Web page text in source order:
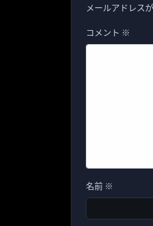
メールアドレス
コメント ※
名前 ※